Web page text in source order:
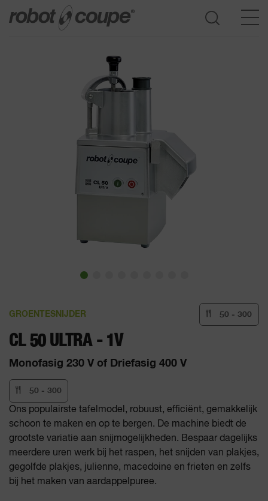
GROENTESNIJDER 50 - 300
CL 50 ULTRA - 1V
Monofasig 230 V of Driefasig 400 V
50 - 300
Ons populairste tafelmodel, robuust, efficiënt, gemakkelijk
schoon te maken en op te bergen. De machine biedt de
grootste variatie aan snijmogelijkheden. Bespaar dagelijks
meerdere uren werk bij het raspen, het snijden van plakjes,
gegolfde plakjes, julienne, macedoine en frieten en zelfs
bij het maken van aardappelpuree.
Ga naar de keuzehulp